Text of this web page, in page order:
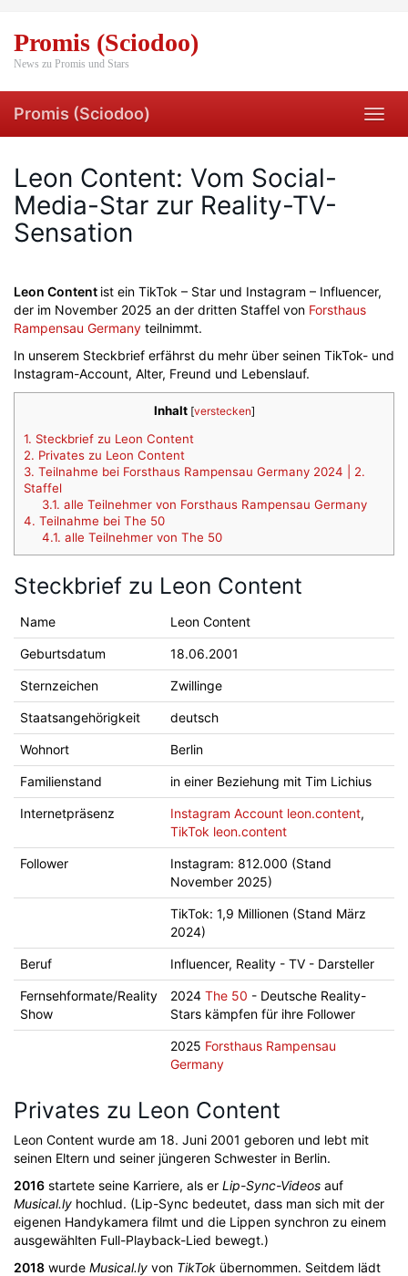
main
content
Promis (Sciodoo)
News zu Promis und Stars
Promis (Sciodoo)
Leon Content: Vom Social-
Media-Star zur Reality-TV-
Sensation
Leon Content ist ein TikTok – Star und Instagram – Influencer,
der im November 2025 an der dritten Staffel von Forsthaus
Rampensau Germany teilnimmt.
In unserem Steckbrief erfährst du mehr über seinen TikTok- und
Instagram-Account, Alter, Freund und Lebenslauf.
Inhalt [verstecken]
1. Steckbrief zu Leon Content
2. Privates zu Leon Content
3. Teilnahme bei Forsthaus Rampensau Germany 2024 | 2.
Staffel
3.1. alle Teilnehmer von Forsthaus Rampensau Germany
4. Teilnahme bei The 50
4.1. alle Teilnehmer von The 50
Steckbrief zu Leon Content
Name Leon Content
Geburtsdatum 18.06.2001
Sternzeichen Zwillinge
Staatsangehörigkeit deutsch
Wohnort Berlin
Familienstand in einer Beziehung mit Tim Lichius
Internetpräsenz Instagram Account leon.content,
TikTok leon.content
Follower
Instagram: 812.000 (Stand
November 2025)
TikTok: 1,9 Millionen (Stand März
2024)
Beruf Influencer, Reality - TV - Darsteller
Fernsehformate/Reality
Show
2024 The 50 - Deutsche Reality-
Stars kämpfen für ihre Follower
2025 Forsthaus Rampensau
Germany
Privates zu Leon Content
Leon Content wurde am 18. Juni 2001 geboren und lebt mit
seinen Eltern und seiner jüngeren Schwester in Berlin.
2016 startete seine Karriere, als er Lip-Sync-Videos auf
Musical.ly hochlud. (Lip-Sync bedeutet, dass man sich mit der
eigenen Handykamera filmt und die Lippen synchron zu einem
ausgewählten Full-Playback-Lied bewegt.)
2018 wurde Musical.ly von TikTok übernommen. Seitdem lädt